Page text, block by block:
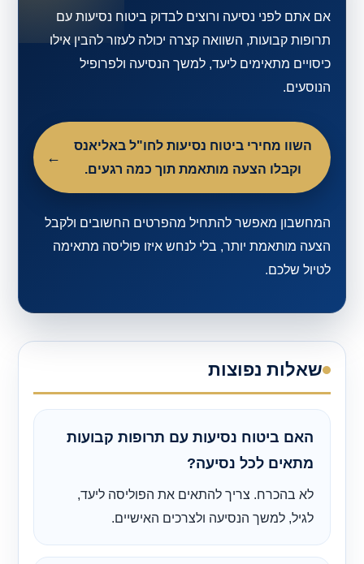
אם אתם לפני נסיעה ורוצים לבדוק ביטוח נסיעות עם
תרופות קבועות, השוואה קצרה יכולה לעזור להבין אילו
כיסויים מתאימים ליעד, למשך הנסיעה ולפרופיל
הנוסעים.
השוו מחירי ביטוח נסיעות לחו"ל באליאנס
וקבלו הצעה מותאמת תוך כמה רגעים.
המחשבון מאפשר להתחיל מהפרטים החשובים ולקבל
הצעה מותאמת יותר, בלי לנחש איזו פוליסה מתאימה
לטיול שלכם.
שאלות נפוצות
האם ביטוח נסיעות עם תרופות קבועות
מתאים לכל נסיעה?
לא בהכרח. צריך להתאים את הפוליסה ליעד,
לגיל, למשך הנסיעה ולצרכים האישיים.